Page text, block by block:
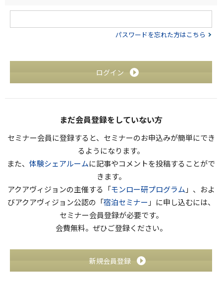
パスワードを忘れた方はこちら
ログイン
まだ会員登録をしていない方
セミナー会員に登録すると、セミナーのお申込みが簡単にでき
るようになります。
また、 体験シェアルームに記事やコメントを投稿することがで
きます。
アクアヴィジョンの主催する「モンロー研プログラム 」、およ
びアクアヴィジョン公認の「宿泊セミナー 」に申し込むには、
セミナー会員登録が必要です。
会費無料。ぜひご登録ください。
新規会員登録